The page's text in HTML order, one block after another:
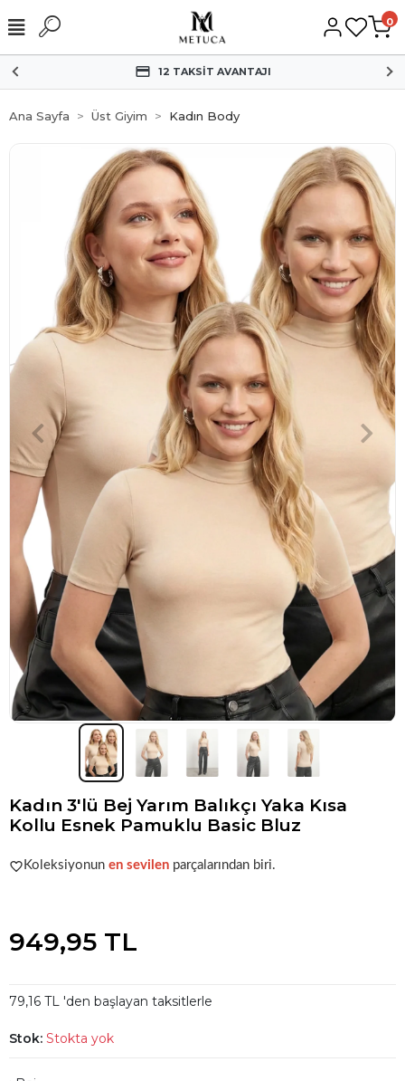
0
HIZLI KARGO
Ana Sayfa Üst Giyim Kadın Body
Kadın 3'lü Bej Yarım Balıkçı Yaka Kısa
Kollu Esnek Pamuklu Basic Bluz
Acele et!Stoklar hızla azalıyor!
Koleksiyonun en sevilen parçalarından biri.
949,95 TL
79,16 TL 'den başlayan taksitlerle
Stok: Stokta yok